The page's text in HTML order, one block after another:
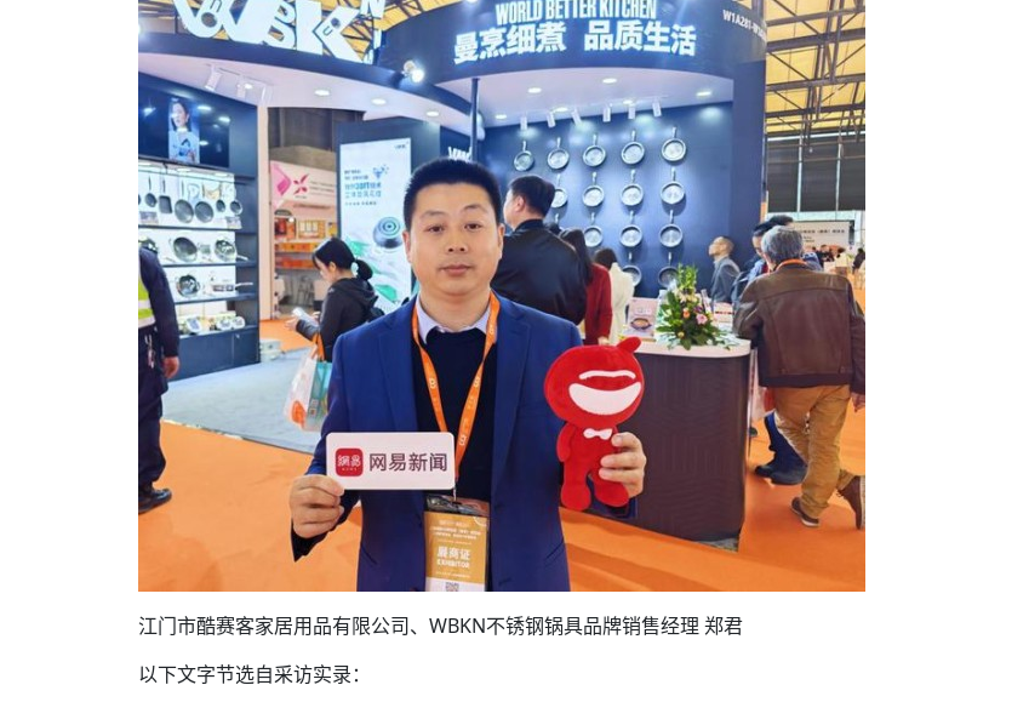
江门市酷赛客家居用品有限公司、WBKN不锈钢锅具品牌销售经理 郑君
以下文字节选自采访实录：